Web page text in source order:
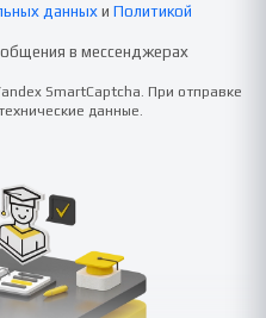
данных и Политикой
в мессенджерах
SmartCaptcha. При отправке
данные.